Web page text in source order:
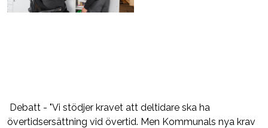
Debatt - "Vi stödjer kravet att deltidare ska ha
övertidsersättning vid övertid. Men Kommunals nya krav